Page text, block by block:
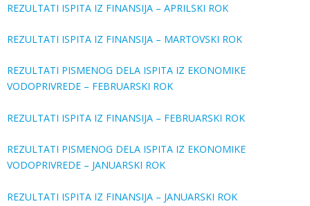
REZULTATI ISPITA IZ FINANSIJA – APRILSKI ROK
REZULTATI ISPITA IZ FINANSIJA – MARTOVSKI ROK
REZULTATI PISMENOG DELA ISPITA IZ EKONOMIKE
VODOPRIVREDE – FEBRUARSKI ROK
REZULTATI ISPITA IZ FINANSIJA – FEBRUARSKI ROK
REZULTATI PISMENOG DELA ISPITA IZ EKONOMIKE
VODOPRIVREDE – JANUARSKI ROK
REZULTATI ISPITA IZ FINANSIJA – JANUARSKI ROK